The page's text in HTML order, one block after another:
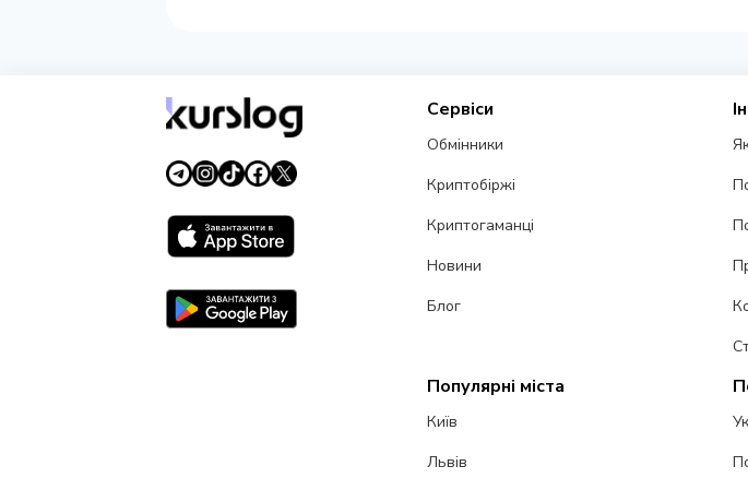
Сервіси
Обмінники
Криптобіржі
Криптогаманці
Новини
Блог
Популярні міста
Київ
Львів